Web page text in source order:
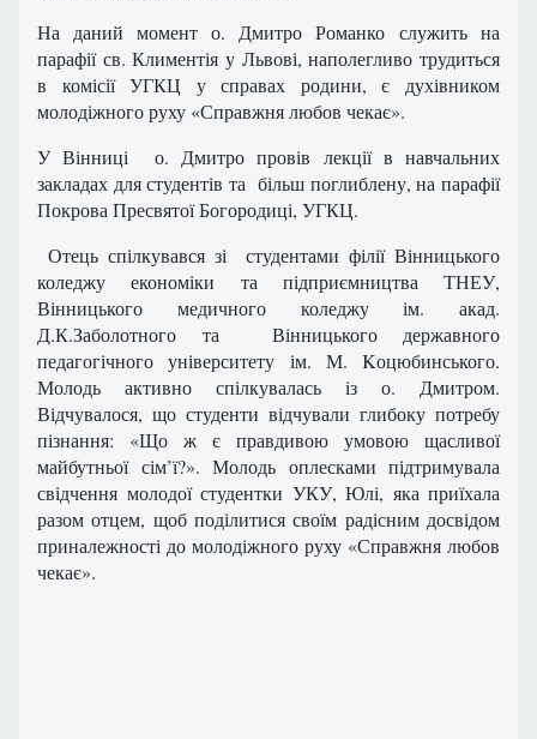
На даний момент о. Дмитро Романко служить на
парафії св. Климентія у Львові, наполегливо трудиться
в комісії УГКЦ у справах родини, є духівником
молодіжного руху «Справжня любов чекає».
У Вінниці о. Дмитро провів лекції в навчальних
закладах для студентів та більш поглиблену, на парафії
Покрова Пресвятої Богородиці, УГКЦ.
Отець спілкувався зі студентами філії Вінницького
коледжу економіки та підприємництва ТНЕУ,
Вінницького медичного коледжу ім. акад.
Д.К.Заболотного та Вінницького державного
педагогічного університету ім. М. Kоцюбинського.
Молодь активно спілкувалась із о. Дмитром.
Відчувалося, що студенти відчували глибоку потребу
пізнання: «Що ж є правдивою умовою щасливої
майбутньої сім’ї?». Молодь оплесками підтримувала
свідчення молодої студентки УКУ, Юлі, яка приїхала
разом отцем, щоб поділитися своїм радісним досвідом
приналежності до молодіжного руху «Справжня любов
чекає».